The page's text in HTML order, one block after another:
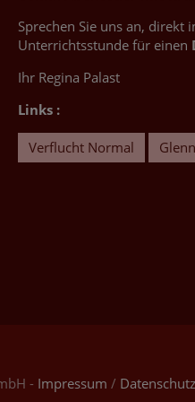
Sprechen Sie uns an, direkt
Unterrichtsstunde für einen
Ihr Regina Palast
Links :
Verflucht Normal
- Impressum / Datenschutz